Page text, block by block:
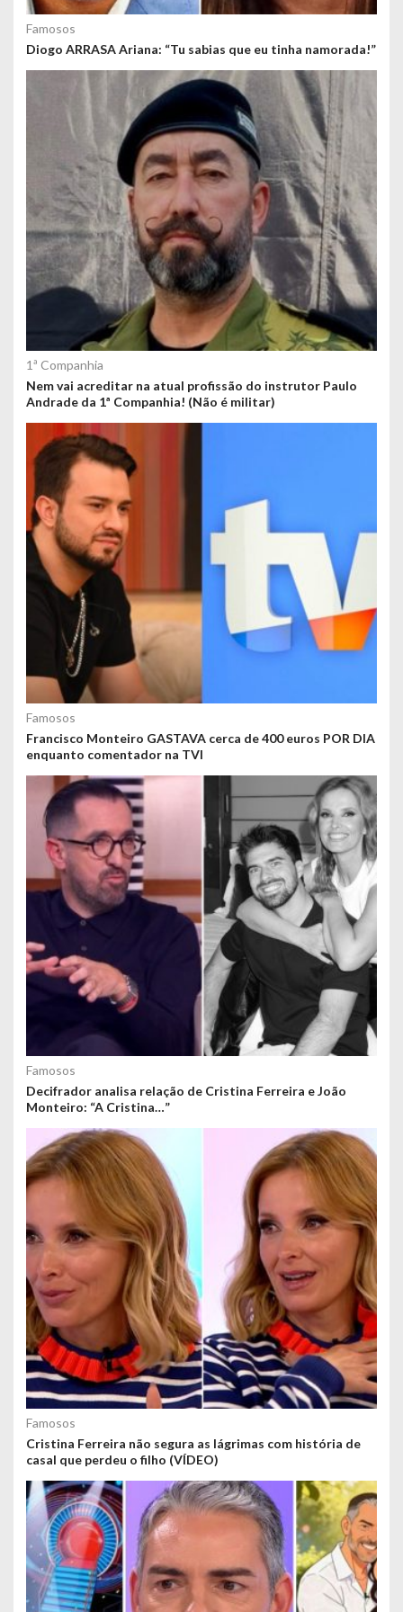
Famosos
Diogo ARRASA Ariana: “Tu sabias que eu tinha namorada!”
1ª Companhia
Nem vai acreditar na atual profissão do instrutor Paulo
Andrade da 1ª Companhia! (Não é militar)
Famosos
Francisco Monteiro GASTAVA cerca de 400 euros POR DIA
enquanto comentador na TVI
Famosos
Decifrador analisa relação de Cristina Ferreira e João
Monteiro: “A Cristina…”
Famosos
Cristina Ferreira não segura as lágrimas com história de
casal que perdeu o filho (VÍDEO)